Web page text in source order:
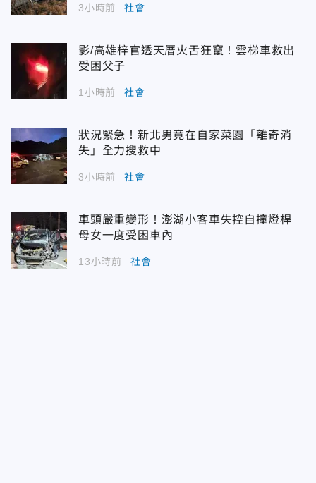
3小時前 社會
影/高雄梓官透天厝火舌狂竄！雲梯車救出
受困父子
1小時前 社會
狀況緊急！新北男竟在自家菜園「離奇消
失」全力搜救中
3小時前 社會
車頭嚴重變形！澎湖小客車失控自撞燈桿
母女一度受困車內
13小時前 社會